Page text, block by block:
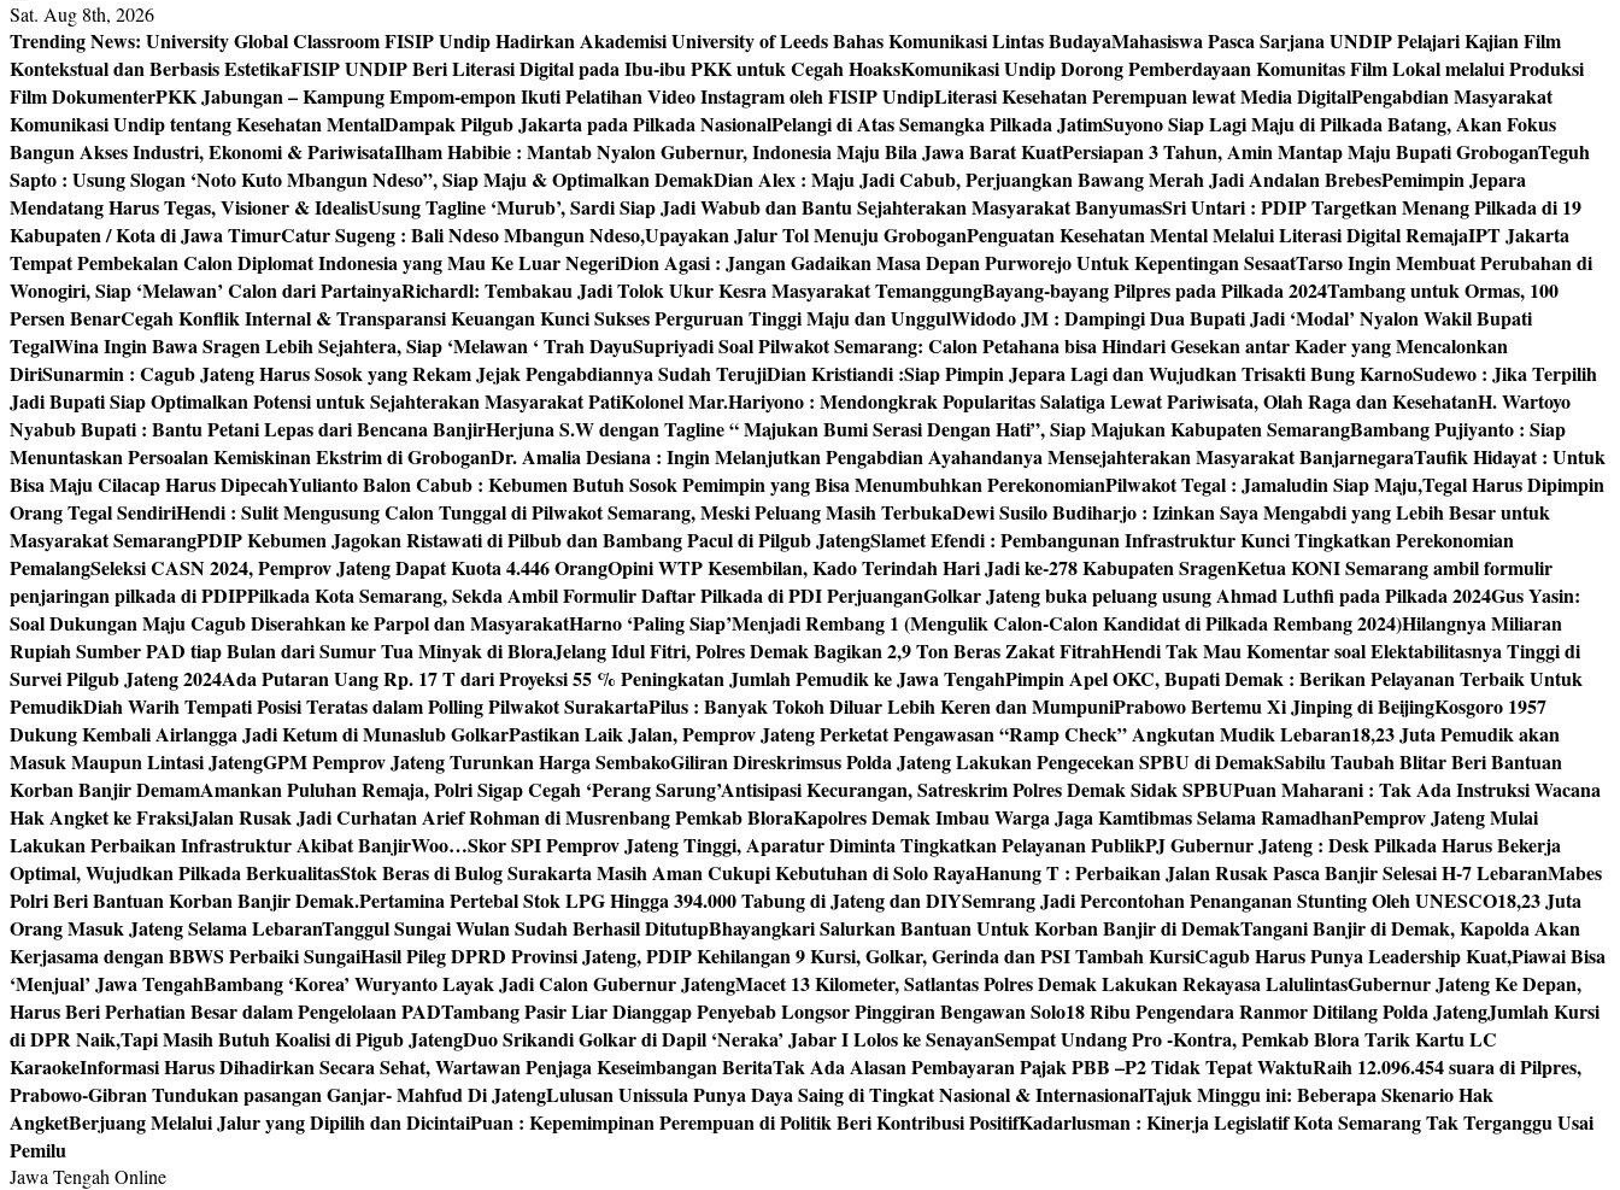
Sat. Aug 8th, 2026
Trending News: University Global Classroom FISIP Undip Hadirkan Akademisi University of Leeds Bahas Komunikasi Lintas BudayaMahasiswa Pasca Sarjana UNDIP Pelajari Kajian Film
Kontekstual dan Berbasis EstetikaFISIP UNDIP Beri Literasi Digital pada Ibu-ibu PKK untuk Cegah HoaksKomunikasi Undip Dorong Pemberdayaan Komunitas Film Lokal melalui Produksi
Film DokumenterPKK Jabungan – Kampung Empom-empon Ikuti Pelatihan Video Instagram oleh FISIP UndipLiterasi Kesehatan Perempuan lewat Media DigitalPengabdian Masyarakat
Komunikasi Undip tentang Kesehatan MentalDampak Pilgub Jakarta pada Pilkada NasionalPelangi di Atas Semangka Pilkada JatimSuyono Siap Lagi Maju di Pilkada Batang, Akan Fokus
Bangun Akses Industri, Ekonomi & PariwisataIlham Habibie : Mantab Nyalon Gubernur, Indonesia Maju Bila Jawa Barat KuatPersiapan 3 Tahun, Amin Mantap Maju Bupati GroboganTeguh
Sapto : Usung Slogan ‘Noto Kuto Mbangun Ndeso”, Siap Maju & Optimalkan DemakDian Alex : Maju Jadi Cabub, Perjuangkan Bawang Merah Jadi Andalan BrebesPemimpin Jepara
Mendatang Harus Tegas, Visioner & IdealisUsung Tagline ‘Murub’, Sardi Siap Jadi Wabub dan Bantu Sejahterakan Masyarakat BanyumasSri Untari : PDIP Targetkan Menang Pilkada di 19
Kabupaten / Kota di Jawa TimurCatur Sugeng : Bali Ndeso Mbangun Ndeso,Upayakan Jalur Tol Menuju GroboganPenguatan Kesehatan Mental Melalui Literasi Digital RemajaIPT Jakarta
Tempat Pembekalan Calon Diplomat Indonesia yang Mau Ke Luar NegeriDion Agasi : Jangan Gadaikan Masa Depan Purworejo Untuk Kepentingan SesaatTarso Ingin Membuat Perubahan di
Wonogiri, Siap ‘Melawan’ Calon dari PartainyaRichardl: Tembakau Jadi Tolok Ukur Kesra Masyarakat TemanggungBayang-bayang Pilpres pada Pilkada 2024Tambang untuk Ormas, 100
Persen BenarCegah Konflik Internal & Transparansi Keuangan Kunci Sukses Perguruan Tinggi Maju dan UnggulWidodo JM : Dampingi Dua Bupati Jadi ‘Modal’ Nyalon Wakil Bupati
TegalWina Ingin Bawa Sragen Lebih Sejahtera, Siap ‘Melawan ‘ Trah DayuSupriyadi Soal Pilwakot Semarang: Calon Petahana bisa Hindari Gesekan antar Kader yang Mencalonkan
DiriSunarmin : Cagub Jateng Harus Sosok yang Rekam Jejak Pengabdiannya Sudah TerujiDian Kristiandi :Siap Pimpin Jepara Lagi dan Wujudkan Trisakti Bung KarnoSudewo : Jika Terpilih
Jadi Bupati Siap Optimalkan Potensi untuk Sejahterakan Masyarakat PatiKolonel Mar.Hariyono : Mendongkrak Popularitas Salatiga Lewat Pariwisata, Olah Raga dan KesehatanH. Wartoyo
Nyabub Bupati : Bantu Petani Lepas dari Bencana BanjirHerjuna S.W dengan Tagline “ Majukan Bumi Serasi Dengan Hati”, Siap Majukan Kabupaten SemarangBambang Pujiyanto : Siap
Menuntaskan Persoalan Kemiskinan Ekstrim di GroboganDr. Amalia Desiana : Ingin Melanjutkan Pengabdian Ayahandanya Mensejahterakan Masyarakat BanjarnegaraTaufik Hidayat : Untuk
Bisa Maju Cilacap Harus DipecahYulianto Balon Cabub : Kebumen Butuh Sosok Pemimpin yang Bisa Menumbuhkan PerekonomianPilwakot Tegal : Jamaludin Siap Maju,Tegal Harus Dipimpin
Orang Tegal SendiriHendi : Sulit Mengusung Calon Tunggal di Pilwakot Semarang, Meski Peluang Masih TerbukaDewi Susilo Budiharjo : Izinkan Saya Mengabdi yang Lebih Besar untuk
Masyarakat SemarangPDIP Kebumen Jagokan Ristawati di Pilbub dan Bambang Pacul di Pilgub JatengSlamet Efendi : Pembangunan Infrastruktur Kunci Tingkatkan Perekonomian
PemalangSeleksi CASN 2024, Pemprov Jateng Dapat Kuota 4.446 OrangOpini WTP Kesembilan, Kado Terindah Hari Jadi ke-278 Kabupaten SragenKetua KONI Semarang ambil formulir
penjaringan pilkada di PDIPPilkada Kota Semarang, Sekda Ambil Formulir Daftar Pilkada di PDI PerjuanganGolkar Jateng buka peluang usung Ahmad Luthfi pada Pilkada 2024Gus Yasin:
Soal Dukungan Maju Cagub Diserahkan ke Parpol dan MasyarakatHarno ‘Paling Siap’Menjadi Rembang 1 (Mengulik Calon-Calon Kandidat di Pilkada Rembang 2024)Hilangnya Miliaran
Rupiah Sumber PAD tiap Bulan dari Sumur Tua Minyak di BloraJelang Idul Fitri, Polres Demak Bagikan 2,9 Ton Beras Zakat FitrahHendi Tak Mau Komentar soal Elektabilitasnya Tinggi di
Survei Pilgub Jateng 2024Ada Putaran Uang Rp. 17 T dari Proyeksi 55 % Peningkatan Jumlah Pemudik ke Jawa TengahPimpin Apel OKC, Bupati Demak : Berikan Pelayanan Terbaik Untuk
PemudikDiah Warih Tempati Posisi Teratas dalam Polling Pilwakot SurakartaPilus : Banyak Tokoh Diluar Lebih Keren dan MumpuniPrabowo Bertemu Xi Jinping di BeijingKosgoro 1957
Dukung Kembali Airlangga Jadi Ketum di Munaslub GolkarPastikan Laik Jalan, Pemprov Jateng Perketat Pengawasan “Ramp Check” Angkutan Mudik Lebaran18,23 Juta Pemudik akan
Masuk Maupun Lintasi JatengGPM Pemprov Jateng Turunkan Harga SembakoGiliran Direskrimsus Polda Jateng Lakukan Pengecekan SPBU di DemakSabilu Taubah Blitar Beri Bantuan
Korban Banjir DemamAmankan Puluhan Remaja, Polri Sigap Cegah ‘Perang Sarung’Antisipasi Kecurangan, Satreskrim Polres Demak Sidak SPBUPuan Maharani : Tak Ada Instruksi Wacana
Hak Angket ke FraksiJalan Rusak Jadi Curhatan Arief Rohman di Musrenbang Pemkab BloraKapolres Demak Imbau Warga Jaga Kamtibmas Selama RamadhanPemprov Jateng Mulai
Lakukan Perbaikan Infrastruktur Akibat BanjirWoo…Skor SPI Pemprov Jateng Tinggi, Aparatur Diminta Tingkatkan Pelayanan PublikPJ Gubernur Jateng : Desk Pilkada Harus Bekerja
Optimal, Wujudkan Pilkada BerkualitasStok Beras di Bulog Surakarta Masih Aman Cukupi Kebutuhan di Solo RayaHanung T : Perbaikan Jalan Rusak Pasca Banjir Selesai H-7 LebaranMabes
Polri Beri Bantuan Korban Banjir Demak.Pertamina Pertebal Stok LPG Hingga 394.000 Tabung di Jateng dan DIYSemrang Jadi Percontohan Penanganan Stunting Oleh UNESCO18,23 Juta
Orang Masuk Jateng Selama LebaranTanggul Sungai Wulan Sudah Berhasil DitutupBhayangkari Salurkan Bantuan Untuk Korban Banjir di DemakTangani Banjir di Demak, Kapolda Akan
Kerjasama dengan BBWS Perbaiki SungaiHasil Pileg DPRD Provinsi Jateng, PDIP Kehilangan 9 Kursi, Golkar, Gerinda dan PSI Tambah KursiCagub Harus Punya Leadership Kuat,Piawai Bisa
‘Menjual’ Jawa TengahBambang ‘Korea’ Wuryanto Layak Jadi Calon Gubernur JatengMacet 13 Kilometer, Satlantas Polres Demak Lakukan Rekayasa LalulintasGubernur Jateng Ke Depan,
Harus Beri Perhatian Besar dalam Pengelolaan PADTambang Pasir Liar Dianggap Penyebab Longsor Pinggiran Bengawan Solo18 Ribu Pengendara Ranmor Ditilang Polda JatengJumlah Kursi
di DPR Naik,Tapi Masih Butuh Koalisi di Pigub JatengDuo Srikandi Golkar di Dapil ‘Neraka’ Jabar I Lolos ke SenayanSempat Undang Pro -Kontra, Pemkab Blora Tarik Kartu LC
KaraokeInformasi Harus Dihadirkan Secara Sehat, Wartawan Penjaga Keseimbangan BeritaTak Ada Alasan Pembayaran Pajak PBB –P2 Tidak Tepat WaktuRaih 12.096.454 suara di Pilpres,
Prabowo-Gibran Tundukan pasangan Ganjar- Mahfud Di JatengLulusan Unissula Punya Daya Saing di Tingkat Nasional & InternasionalTajuk Minggu ini: Beberapa Skenario Hak
AngketBerjuang Melalui Jalur yang Dipilih dan DicintaiPuan : Kepemimpinan Perempuan di Politik Beri Kontribusi PositifKadarlusman : Kinerja Legislatif Kota Semarang Tak Terganggu Usai
Pemilu
Jawa Tengah Online